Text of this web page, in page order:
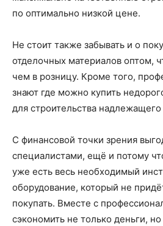
по оптимально низкой цене.
Не стоит также забывать и о
отделочных материалов оптом,
чем в розницу. Кроме того,
знают где можно купить
для строительства надлежащего
С финансовой точки зрения
специалистами, ещё и потому
уже есть весь необходимый
оборудование, который не
покупать. Вместе с
сэкономить не только деньги,